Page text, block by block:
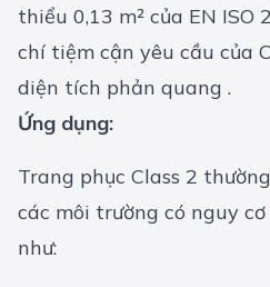
thiểu 0,13 m² của EN ISO
chí tiệm cận yêu cầu của
diện tích phản quang .
Ứng dụng:
Trang phục Class 2
các môi trường có nguy
như: